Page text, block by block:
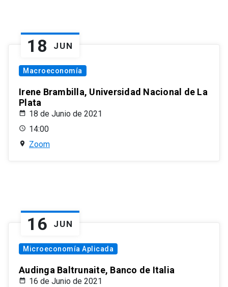
18 JUN
Macroeconomía
Irene Brambilla, Universidad Nacional de La
Plata
18 de Junio de 2021
14:00
Zoom
16 JUN
Microeconomía Aplicada
Audinga Baltrunaite, Banco de Italia
16 de Junio de 2021